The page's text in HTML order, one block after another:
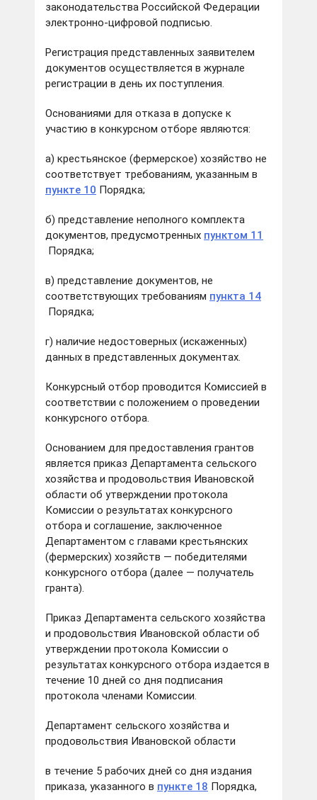
законодательства Российской Федерации
электронно-цифровой подписью.
Регистрация представленных заявителем
документов осуществляется в журнале
регистрации в день их поступления.
Основаниями для отказа в допуске к
участию в конкурсном отборе являются:
а) крестьянское (фермерское) хозяйство не
соответствует требованиям, указанным в
пункте 10 Порядка;
б) представление неполного комплекта
документов, предусмотренных пунктом 11
Порядка;
в) представление документов, не
соответствующих требованиям пункта 14
Порядка;
г) наличие недостоверных (искаженных)
данных в представленных документах.
Конкурсный отбор проводится Комиссией в
соответствии с положением о проведении
конкурсного отбора.
Основанием для предоставления грантов
является приказ Департамента сельского
хозяйства и продовольствия Ивановской
области об утверждении протокола
Комиссии о результатах конкурсного
отбора и соглашение, заключенное
Департаментом с главами крестьянских
(фермерских) хозяйств — победителями
конкурсного отбора (далее — получатель
гранта).
Приказ Департамента сельского хозяйства
и продовольствия Ивановской области об
утверждении протокола Комиссии о
результатах конкурсного отбора издается в
течение 10 дней со дня подписания
протокола членами Комиссии.
Департамент сельского хозяйства и
продовольствия Ивановской области
в течение 5 рабочих дней со дня издания
приказа, указанного в пункте 18 Порядка,